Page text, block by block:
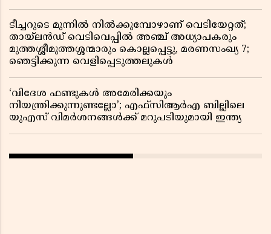
ടീച്ചറുടെ മുന്നിൽ നിൽക്കുമ്പോഴാണ് വെടിയേറ്റത്;
തായ്‌ലൻഡ് വെടിവെപ്പിൽ അഞ്ച് അധ്യാപകരും
മുത്തശ്ശീമുത്തശ്ശന്മാരും കൊല്ലപ്പെട്ടു, മരണസംഖ്യ 7;
ഞെട്ടിക്കുന്ന വെളിപ്പെടുത്തലുകൾ
‘വിദേശ ഫണ്ടുകൾ അമേരിക്കയും
നിയന്ത്രിക്കുന്നുണ്ടല്ലോ’; എഫ്സിആർഎ ബില്ലിലെ
യുഎസ് വിമർശനങ്ങൾക്ക് മറുപടിയുമായി ഇന്ത്യ